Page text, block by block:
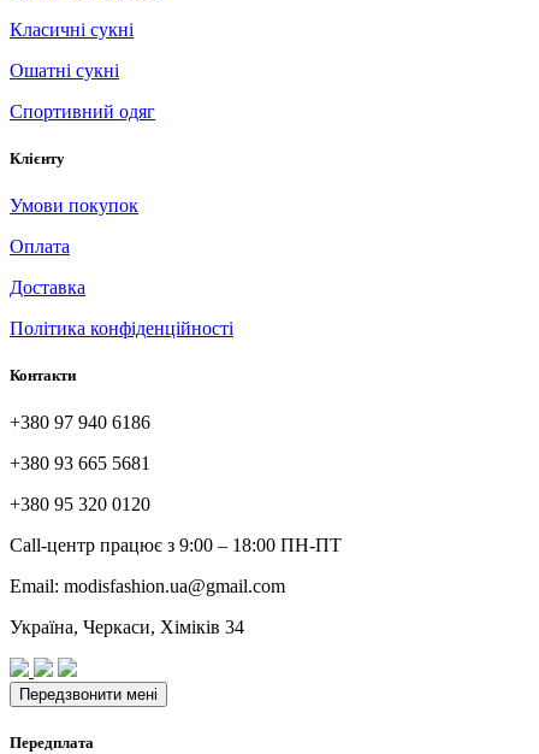
Класичні сукні
Ошатні сукні
Спортивний одяг
Клієнту
Умови покупок
Оплата
Доставка
Політика конфіденційності
Контакти
+380 97 940 6186
+380 93 665 5681
+380 95 320 0120
Call-центр працює з 9:00 – 18:00 ПН-ПТ
Email: modisfashion.ua@gmail.com
Україна, Черкаси, Хіміків 34
Передплата